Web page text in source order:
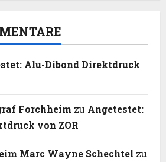
Alu-Dibond Direktdruck
Forchheim zu Angetestet:
von ZOR
Marc Wayne Schechtel zu